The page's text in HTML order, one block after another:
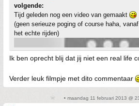
volgende:
Tijd geleden nog een video van gemaakt
(geen serieuze poging of course haha,
het echte rijden)
Ik ben oprecht blij dat jij niet een real life
Verder leuk filmpje met dito commentaar
• maandag 11 februari 2013 @